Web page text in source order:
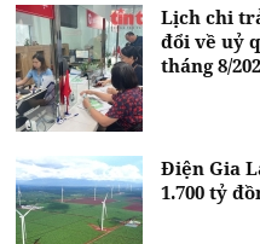
Lịch chi
đổi về uỷ
tháng 8/
Điện Gia
1.700 tỷ